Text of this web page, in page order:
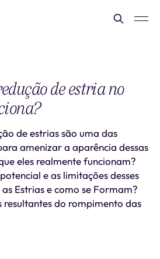
de estria no
de estrias são uma das
amenizar a aparência dessas
eles realmente funcionam?
e as limitações desses
Estrias e como se Formam?
resultantes do rompimento das